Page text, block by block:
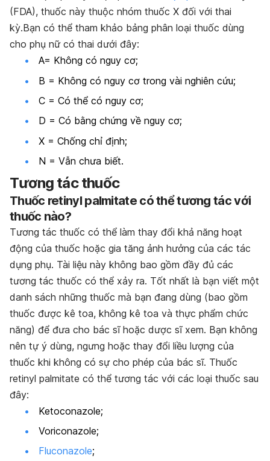
(FDA), thuốc này thuộc nhóm thuốc X đối với thai
kỳ.Bạn có thể tham khảo bảng phân loại thuốc dùng
cho phụ nữ có thai dưới đây:
A= Không có nguy cơ;
B = Không có nguy cơ trong vài nghiên cứu;
C = Có thể có nguy cơ;
D = Có bằng chứng về nguy cơ;
X = Chống chỉ định;
N = Vẫn chưa biết.
Tương tác thuốc
Thuốc retinyl palmitate có thể tương tác với
thuốc nào?
Tương tác thuốc có thể làm thay đổi khả năng hoạt
động của thuốc hoặc gia tăng ảnh hưởng của các tác
dụng phụ. Tài liệu này không bao gồm đầy đủ các
tương tác thuốc có thể xảy ra. Tốt nhất là bạn viết một
danh sách những thuốc mà bạn đang dùng (bao gồm
thuốc được kê toa, không kê toa và thực phẩm chức
năng) để đưa cho bác sĩ hoặc dược sĩ xem. Bạn không
nên tự ý dùng, ngưng hoặc thay đổi liều lượng của
thuốc khi không có sự cho phép của bác sĩ. Thuốc
retinyl palmitate có thể tương tác với các loại thuốc sau
đây:
Ketoconazole;
Voriconazole;
Fluconazole;